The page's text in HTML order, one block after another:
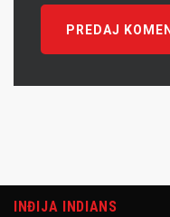
INĐIJA INDIANS